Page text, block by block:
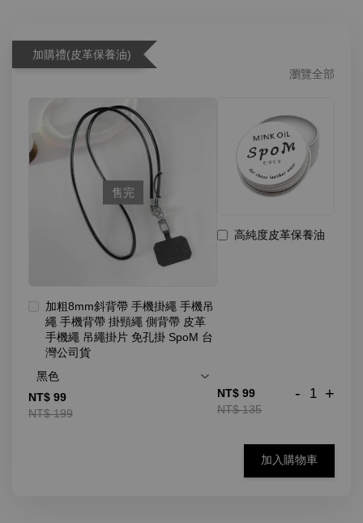
加購禮(皮革保養油)
瀏覽全部
售完
加粗8mm斜背帶 手機掛繩 手機吊
繩 手機背帶 掛頸繩 側背帶 皮革
手機繩 吊繩掛片 免孔掛 SpoM 台
灣公司貨
NT$ 99
NT$ 199
高純度皮革保養油
NT$ 99
NT$ 135
- +
加入購物車